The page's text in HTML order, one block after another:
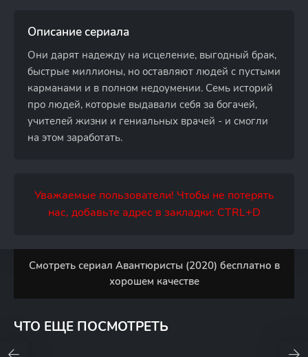
Описание сериала
Они дарят надежду на исцеление, выгодный брак,
быстрые миллионы, но оставляют людей с пустыми
карманами и в полном недоумении. Семь историй
про людей, которые выдавали себя за богачей,
учителей жизни и гениальных врачей - и смогли
на этом заработать.
Уважаемые пользователи! Чтобы не потерять
нас, добавьте адрес в закладки: CTRL+D
Смотреть сериал Авантюристы (2020) бесплатно в
хорошем качестве
ЧТО ЕЩЕ ПОСМОТРЕТЬ